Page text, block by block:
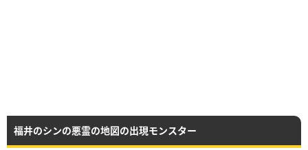
福井のシンの悪霊の地図の出現モンスター